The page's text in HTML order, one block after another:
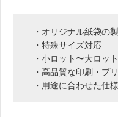
・オリジナル紙袋の
・特殊サイズ対応
・小ロット〜大ロッ
・高品質な印刷・プ
・用途に合わせた仕